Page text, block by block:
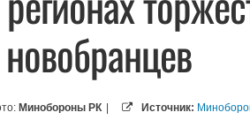
Минобороны РК | Источник: